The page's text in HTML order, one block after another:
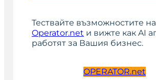
Тествайте възможностите на
Operator.net и вижте как AI
работят за Вашия бизнес.
OPERATOR.net